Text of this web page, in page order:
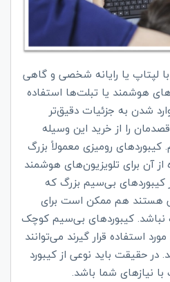
با لپتاپ یا رایانه شخصی و گاهی
هوشمند یا تبلت‌ها استفاده
شدن به جزئیات دقیق‌تر
را از خرید این وسیله
کیبوردهای رومیزی معمولاً بزرگ
آن برای تلویزیون‌های هوشمند
کیبوردهای بی‌سیم بزرگ که
هم ممکن است برای
کیبوردهای بی‌سیم کوچک
استفاده قرار گیرند می‌توانند
حقیقت باید نوعی از کیبورد
نیازهای شما باشد.